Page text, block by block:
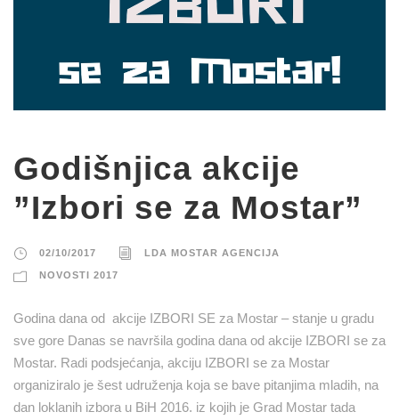
Godišnjica akcije
”Izbori se za Mostar”
02/10/2017 LDA MOSTAR AGENCIJA
NOVOSTI 2017
Godina dana od akcije IZBORI SE za Mostar – stanje u gradu
sve gore Danas se navršila godina dana od akcije IZBORI se za
Mostar. Radi podsjećanja, akciju IZBORI se za Mostar
organiziralo je šest udruženja koja se bave pitanjima mladih, na
dan loklanih izbora u BiH 2016. iz kojih je Grad Mostar tada